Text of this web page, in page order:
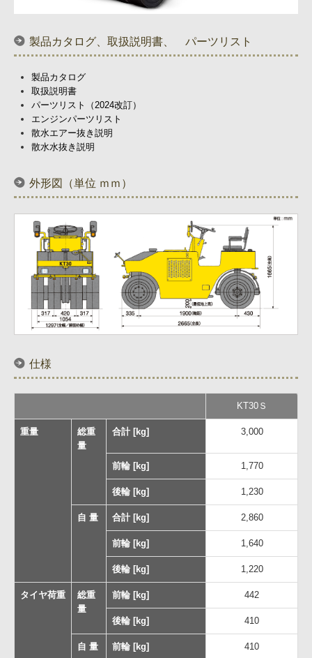
製品カタログ、取扱説明書、 パーツリスト
製品カタログ
取扱説明書
パーツリスト（2024改訂）
エンジンパーツリスト
散水エアー抜き説明
散水水抜き説明
外形図（単位 ｍｍ）
仕様
KT30Ｓ
重量
総重
量
合計 [kg] 3,000
前輪 [kg] 1,770
後輪 [kg] 1,230
自 量 合計 [kg] 2,860
前輪 [kg] 1,640
後輪 [kg] 1,220
タイヤ荷重
総重
量
前輪 [kg] 442
後輪 [kg] 410
自 量 前輪 [kg] 410